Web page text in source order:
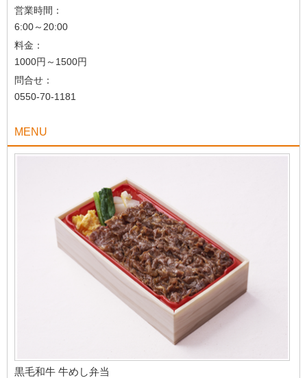
営業時間：
6:00～20:00
料金：
1000円～1500円
問合せ：
0550-70-1181
MENU
黒毛和牛 牛めし弁当